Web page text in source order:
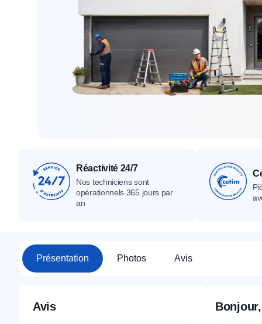
Tous nos produits
Tous nos
Réactivité 24/7
Nos techniciens sont
opérationnels 365 jours par
an
Présentation Photos Avis
Avis Bonjour,